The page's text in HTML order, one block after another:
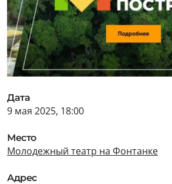
Дата
9 мая 2025, 18:00
Место
Молодежный театр на Фонтанке
Адрес